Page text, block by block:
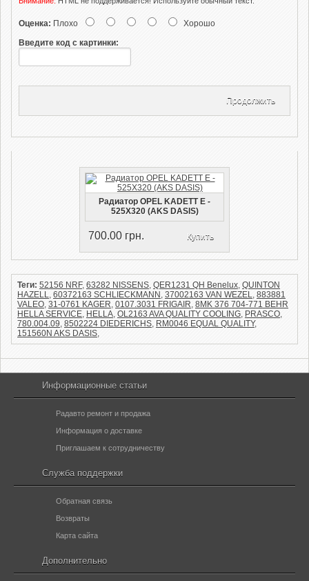
Оценка: Плохо
Хорошо
Введите код с картинки:
Продолжить
Радиатор OPEL KADETT E -
525X320 (AKS DASIS)
700.00 грн. Купить
Теги: 52156 NRF, 63282 NISSENS, QER1231 QH Benelux, QUINTON
HAZELL, 60372163 SCHLIECKMANN , 37002163 VAN WEZEL, 883881
VALEO, 31-0761 KAGER, 0107.3031 FRIGAIR, 8MK 376 704-771 BEHR
HELLA SERVICE, HELLA, OL2163 AVA QUALITY COOLING, PRASCO,
780.004.09, 8502224 DIEDERICHS, RM0046 EQUAL QUALITY,
151560N AKS DASIS,
Информационные статьи
Радавто ремонт и продажа
Информация о доставке
Приглашаем к сотрудничеству
Служба поддержки
Обратная связь
Возвраты
Карта сайта
Дополнительно